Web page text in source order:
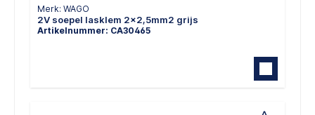
Merk: WAGO
2V soepel lasklem 2x2,5mm2 grijs
Artikelnummer: CA30465